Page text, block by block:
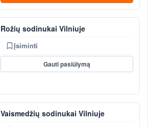
Rožių sodinukai Vilniuje
Įsiminti
Gauti pasiūlymą
Vaismedžių sodinukai Vilniuje